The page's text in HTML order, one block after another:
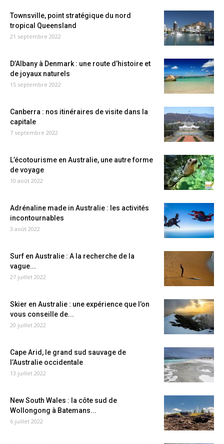
Townsville, point stratégique du nord
tropical Queensland
21 septembre 2022
D’Albany à Denmark : une route d’histoire et
de joyaux naturels
15 septembre 2022
Canberra : nos itinéraires de visite dans la
capitale
7 septembre 2022
L’écotourisme en Australie, une autre forme
de voyage
10 août 2022
Adrénaline made in Australie : les activités
incontournables
3 août 2022
Surf en Australie : A la recherche de la
vague...
27 juillet 2022
Skier en Australie : une expérience que l’on
vous conseille de...
20 juillet 2022
Cape Arid, le grand sud sauvage de
l’Australie occidentale
13 juillet 2022
New South Wales : la côte sud de
Wollongong à Batemans...
6 juillet 2022